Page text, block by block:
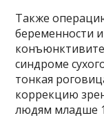
Также
беременности
синдроме
тонкая
коррекцию
людям младше